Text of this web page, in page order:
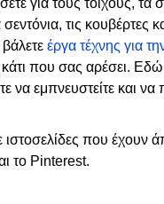
τις κουβέρτες
έργα τέχνης για
κάτι που σας αρέσει. Εδώ
να εμπνευστείτε και να
ιστοσελίδες που έχουν
το Pinterest.